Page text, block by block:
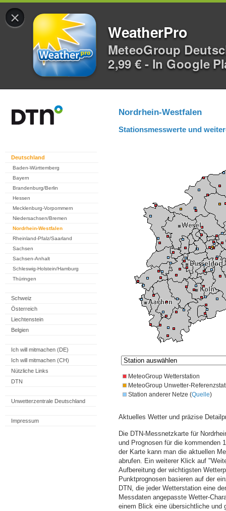
×
WeatherPro
MeteoGroup
2,99 € - In Google
Deutschland
Baden-Württemberg
Bayern
Brandenburg/Berlin
Hessen
Mecklenburg-Vorpommern
Niedersachsen/Bremen
Nordrhein-Westfalen
Rheinland-Pfalz/Saarland
Sachsen
Sachsen-Anhalt
Schleswig-Holstein/Hamburg
Thüringen
Schweiz
Österreich
Liechtenstein
Belgien
Ich will mitmachen (DE)
Ich will mitmachen (CH)
Nützliche Links
DTN
Unwetterzentrale Deutschland
Impressum
Nordrhein-Westfalen
Stationsmesswerte und
MeteoGroup Wetterstation
MeteoGroup Unwetter-
Station anderer Netze (Quelle)
Aktuelles Wetter und präzise
Die DTN-Messnetzkarte für
und Prognosen für die kommenden
der Karte kann man die aktuellen
abrufen. Ein weiterer Klick auf
Aufbereitung der wichtigsten
Punktprognosen basieren auf der
DTN, die jeder Wetterstation eine
Messdaten angepasste Wetter-
einem Blick eine übersichtliche und